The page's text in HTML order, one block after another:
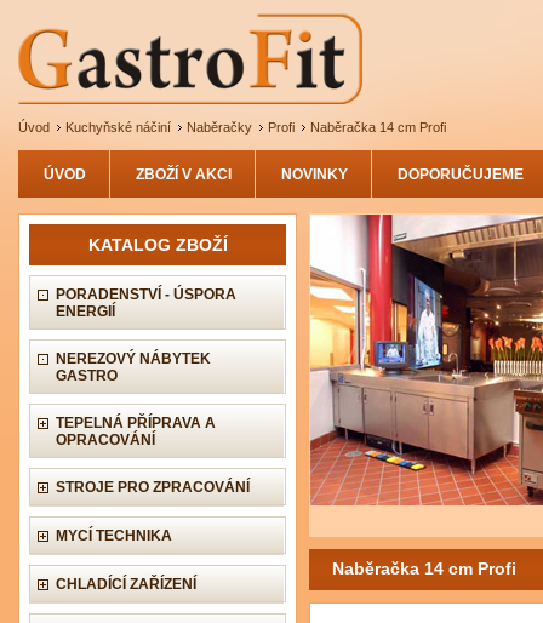
Úvod Kuchyňské náčiní Naběračky Profi Naběračka 14 cm Profi
ÚVOD ZBOŽÍ V AKCI NOVINKY DOPORUČUJEME
KATALOG ZBOŽÍ
PORADENSTVÍ - ÚSPORA
ENERGIÍ
NEREZOVÝ NÁBYTEK
GASTRO
TEPELNÁ PŘÍPRAVA A
OPRACOVÁNÍ
STROJE PRO ZPRACOVÁNÍ
MYCÍ TECHNIKA
CHLADÍCÍ ZAŘÍZENÍ
Naběračka 14 cm Profi